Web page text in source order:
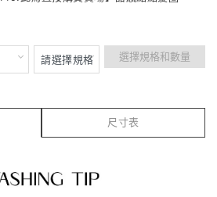
選擇規格和數量
尺寸表